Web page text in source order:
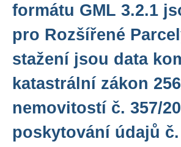
formátu GML 3.2.1
pro Rozšířené
stažení jsou data
katastrální zákon
nemovitostí č. 357/
poskytování údajů